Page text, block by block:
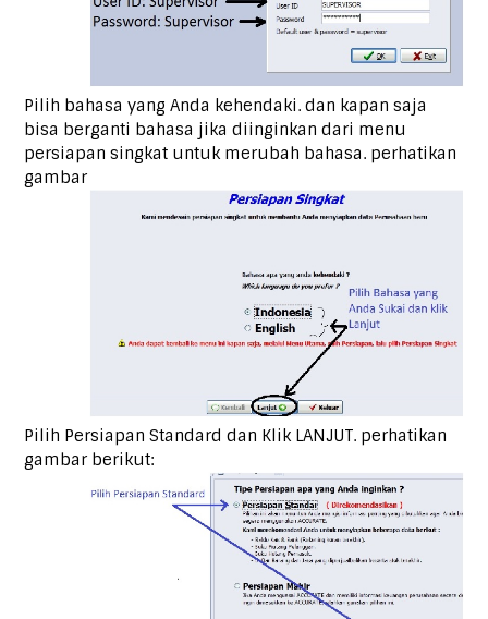
Pilih bahasa yang Anda kehendaki. dan kapan saja
bisa berganti bahasa jika diinginkan dari menu
persiapan singkat untuk merubah bahasa. perhatikan
gambar
Pilih Persiapan Standard dan Klik LANJUT. perhatikan
gambar berikut: